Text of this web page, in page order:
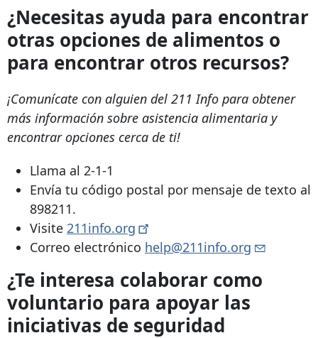
¿Necesitas ayuda para encontrar
otras opciones de alimentos o
para encontrar otros recursos?
¡Comunícate con alguien del 211 Info para obtener
más información sobre asistencia alimentaria y
encontrar opciones cerca de ti!
Llama al 2-1-1
Envía tu código postal por mensaje de texto al
898211.
Visite 211info.org
Correo electrónico help@211info.org
¿Te interesa colaborar como
voluntario para apoyar las
iniciativas de seguridad